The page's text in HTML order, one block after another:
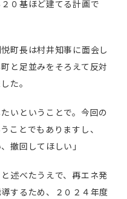
０基ほど建てる計画で
町長は村井知事に面会し
と足並みをそろえて反対
た。
いということで。今回の
ことでもありますし、
撤回してほしい」
述べたうえで、再エネ発
するため、２０２４年度